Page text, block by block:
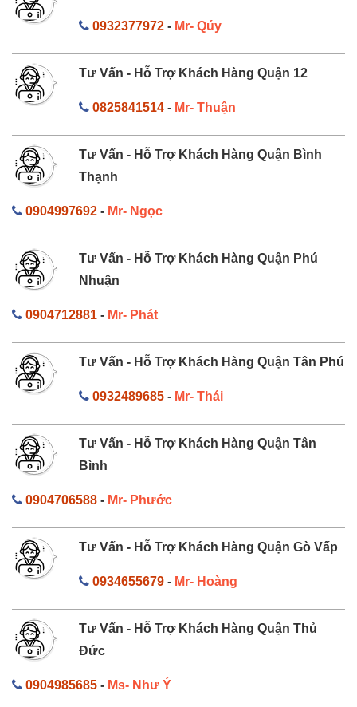
0932377972- Mr- Qúy
Tư Vấn - Hỗ Trợ Khách Hàng Quận 12
0825841514- Mr- Thuận
Tư Vấn - Hỗ Trợ Khách Hàng Quận Bình
Thạnh
0904997692 - Mr- Ngọc
Tư Vấn - Hỗ Trợ Khách Hàng Quận Phú
Nhuận
0904712881 - Mr- Phát
Tư Vấn - Hỗ Trợ Khách Hàng Quận Tân Phú
0932489685- Mr- Thái
Tư Vấn - Hỗ Trợ Khách Hàng Quận Tân
Bình
0904706588 - Mr- Phước
Tư Vấn - Hỗ Trợ Khách Hàng Quận Gò Vấp
0934655679- Mr- Hoàng
Tư Vấn - Hỗ Trợ Khách Hàng Quận Thủ
Đức
0904985685 - Ms- Như Ý